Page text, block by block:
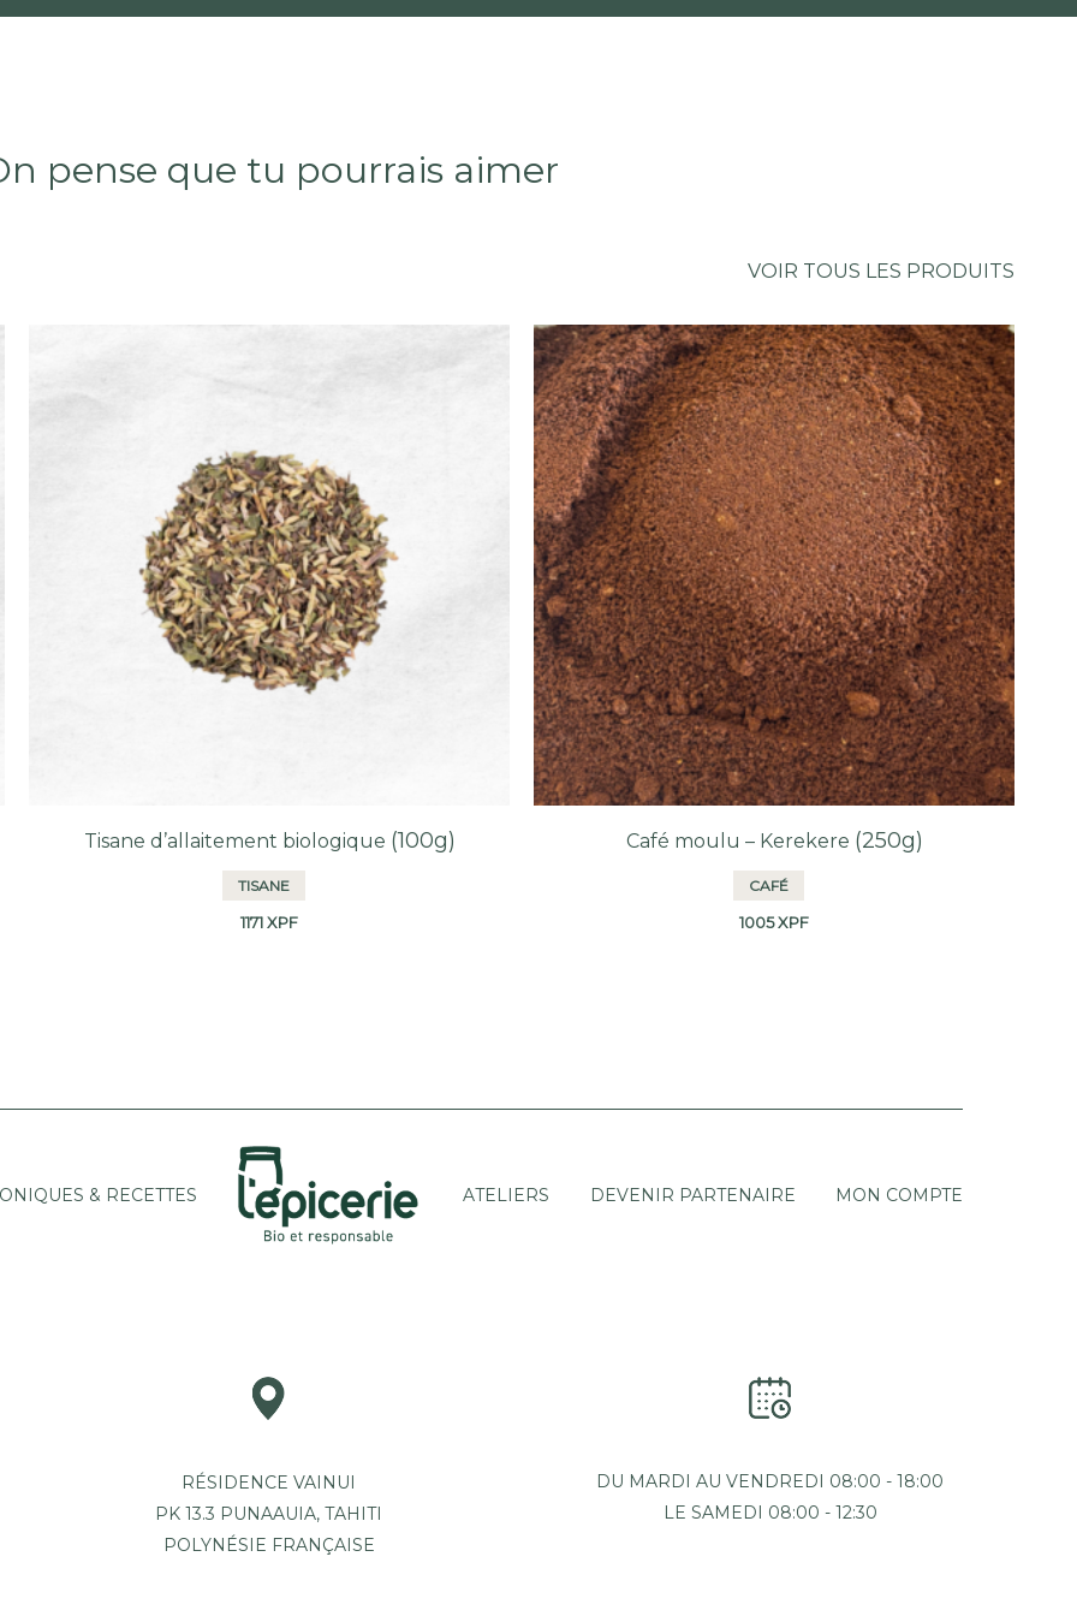
pense que tu pourrais aimer
VOIR TOUS LES PRODUITS
Tisane d’allaitement biologique (100g)
TISANE
1171XPF
Café moulu – Kerekere (250g)
CAFÉ
1005XPF
& RECETTES ATELIERS DEVENIR PARTENAIRE MON COMPTE
RÉSIDENCE VAINUI
PK 13.3 PUNAAUIA, TAHITI
POLYNÉSIE FRANÇAISE
DU MARDI AU VENDREDI 08:00 - 18:00
LE SAMEDI 08:00 - 12:30